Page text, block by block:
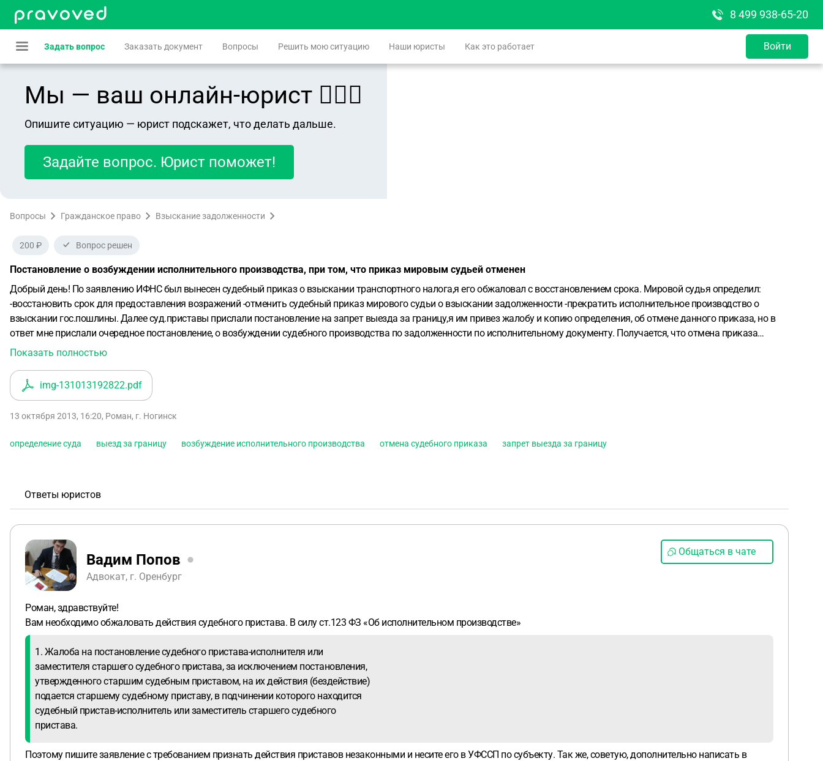
8 499 938-65-20
Задать вопрос Заказать документ Вопросы Решить мою ситуацию Наши юристы Как это работает Войти
Мы — ваш онлайн-юрист 👨🏻‍⚖️
Опишите ситуацию — юрист подскажет, что делать дальше.
Задайте вопрос. Юрист поможет!
Вопросы Гражданское право Взыскание задолженности
200 ₽ Вопрос решен
Постановление о возбуждении исполнительного производства, при том, что приказ мировым судьей отменен
Добрый день! По заявлению ИФНС был вынесен судебный приказ о взыскании транспортного налога,я его обжаловал с восстановлением срока. Мировой судья определил:
-восстановить срок для предоставления возражений -отменить судебный приказ мирового судьи о взыскании задолженности -прекратить исполнительное производство о
взыскании гос.пошлины. Далее суд.приставы прислали постановление на запрет выезда за границу,я им привез жалобу и копию определения, об отмене данного приказа, но в
ответ мне прислали очередное постановление, о возбуждении судебного производства по задолженности по исполнительному документу. Получается, что отмена приказа
Показать полностью
img-131013192822.pdf
13 октября 2013, 16:20, Роман, г. Ногинск
определение суда выезд за границу возбуждение исполнительного производства отмена судебного приказа запрет выезда за границу
Ответы юристов
Вадим Попов
Адвокат, г. Оренбург
Общаться в чате
Роман, здравствуйте!
Вам необходимо обжаловать действия судебного пристава. В силу ст.123 ФЗ «Об исполнительном производстве»
1. Жалоба на постановление судебного пристава-исполнителя или
заместителя старшего судебного пристава, за исключением постановления,
утвержденного старшим судебным приставом, на их действия (бездействие)
подается старшему судебному приставу, в подчинении которого находится
судебный пристав-исполнитель или заместитель старшего судебного
пристава.
Поэтому пишите заявление с требованием признать действия приставов незаконными и несите его в УФССП по субъекту. Так же, советую, дополнительно написать в